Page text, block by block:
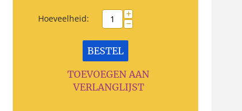
Hoeveelheid: +
−
BESTEL
TOEVOEGEN AAN
VERLANGLIJST